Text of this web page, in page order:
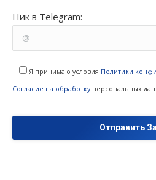
Ник в Telegram:
Я принимаю условия Политики
Согласие на обработкуперсональных